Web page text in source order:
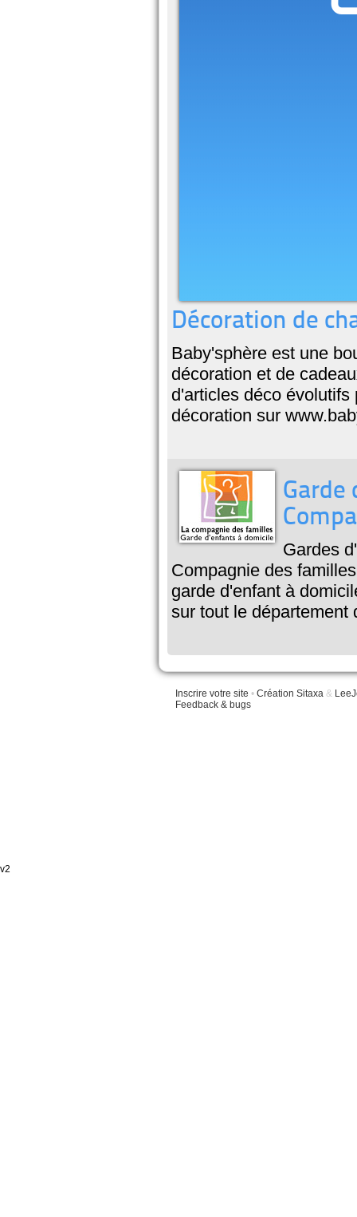
Décoration de
Baby'sphère est une
décoration et de
d'articles déco
décoration sur
Garde
Gardes
Compagnie des
garde d'enfant à
sur tout le département
Inscrire votre site • Création Sitaxa &
Feedback & bugs
v2